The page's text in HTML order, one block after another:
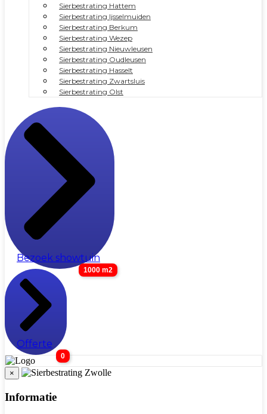
Sierbestrating Hattem
Sierbestrating Ijsselmuiden
Sierbestrating Berkum
Sierbestrating Wezep
Sierbestrating Nieuwleusen
Sierbestrating Oudleusen
Sierbestrating Hasselt
Sierbestrating Zwartsluis
Sierbestrating Olst
Bezoek showtuin
1000 m2
Offerte
0
×
Informatie